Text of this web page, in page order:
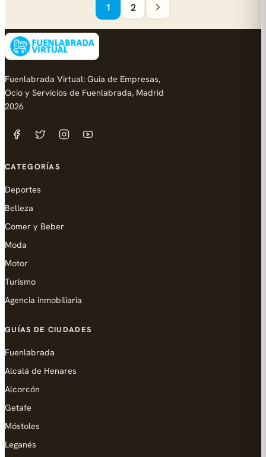
1 2
Fuenlabrada Virtual: Guia de Empresas,
Ocio y Servicios de Fuenlabrada, Madrid
2026
CATEGORÍAS
Deportes
Belleza
Comer y Beber
Moda
Motor
Turismo
Agencia inmobiliaria
GUÍAS DE CIUDADES
Fuenlabrada
Alcalá de Henares
Alcorcón
Getafe
Móstoles
Leganés